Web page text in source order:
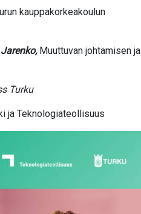
kauppakorkeakoulun
Muuttuvan johtamisen ja
Turku
ja Teknologiateollisuus